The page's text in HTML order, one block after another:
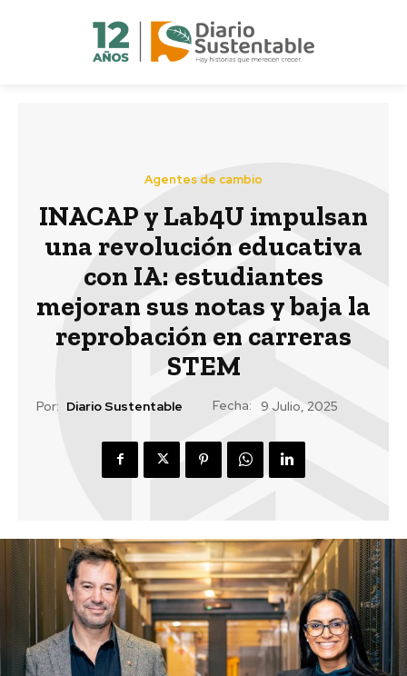
Agentes de cambio
INACAP y Lab4U impulsan
una revolución educativa
con IA: estudiantes
mejoran sus notas y baja la
reprobación en carreras
STEM
Por: Diario Sustentable Fecha: 9 Julio, 2025